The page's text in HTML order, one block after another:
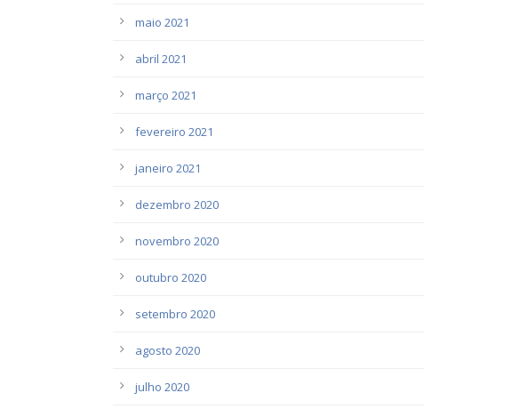
maio 2021
abril 2021
março 2021
fevereiro 2021
janeiro 2021
dezembro 2020
novembro 2020
outubro 2020
setembro 2020
agosto 2020
julho 2020